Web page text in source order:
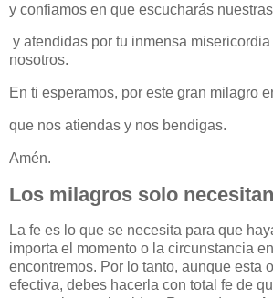
y confiamos en que escucharás
y atendidas por tu inmensa
nosotros.
En ti esperamos, por este gran milagro
que nos atiendas y nos bendigas.
Amén.
Los milagros solo
La fe es lo que se necesita para que
importa el momento o la circunstancia
encontremos. Por lo tanto, aunque esta
efectiva, debes hacerla con total fe de